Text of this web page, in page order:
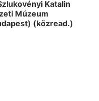
Katalin
Múzeum
(közread.)